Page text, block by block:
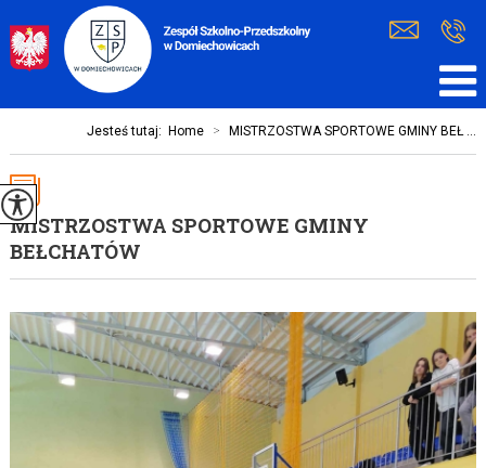
Jesteś tutaj: Home > MISTRZOSTWA SPORTOWE GMINY BEŁ ...
MISTRZOSTWA SPORTOWE GMINY
BEŁCHATÓW